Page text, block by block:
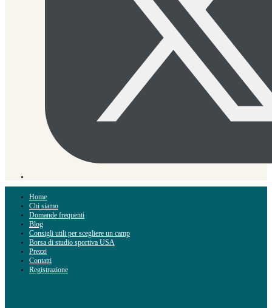
Home
Chi siamo
Domande frequenti
Blog
Consigli utili per scegliere un camp
Borsa di studio sportiva USA
Prezzi
Contatti
Registrazione